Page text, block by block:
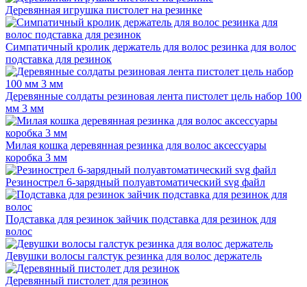
Деревянная игрушка пистолет на резинке
Симпатичный кролик держатель для волос резинка для волос
подставка для резинок
Деревянные солдаты резиновая лента пистолет цель набор 100
мм 3 мм
Милая кошка деревянная резинка для волос аксессуары
коробка 3 мм
Резинострел 6-зарядный полуавтоматический svg файл
Подставка для резинок зайчик подставка для резинок для
волос
Девушки волосы галстук резинка для волос держатель
Деревянный пистолет для резинок